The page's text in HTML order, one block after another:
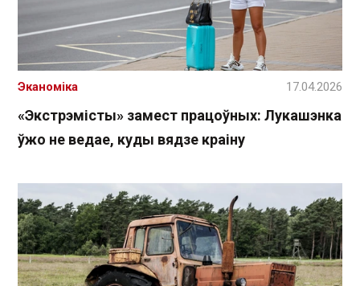
«Экстрэмісты» замест працоўных: Лукашэнка
ўжо не ведае, куды вядзе краіну
Эканоміка 17.04.2026